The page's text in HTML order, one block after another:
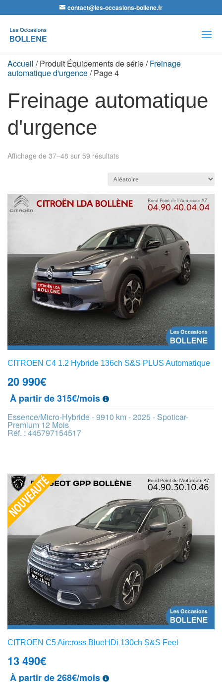
contact@les-occasions-bollene.fr
de
produits
Accueil / Produit Équipements de série /Freinage
automatique d'urgence/ Page 4
Freinage automatique
d'urgence
Affichage de 37–48 sur 59 résultats
CITROEN C4 1.2 Hybride 136ch S&S PLUS Automatique
20 990€
À partir de 315€/mois
Essence/Micro-Hybride - 9910 km - 2025 - Spoticar-
Premium 12 Mois
Réf. : 445797154517
CITROEN C5 Aircross BlueHDi 130ch S&S Feel
13 490€
À partir de 268€/mois